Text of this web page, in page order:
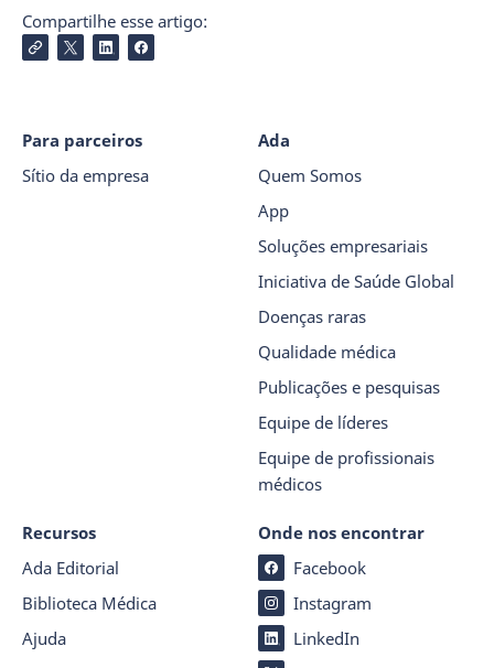
Compartilhe esse artigo:
Para parceiros
Sítio da empresa
Ada
Quem Somos
App
Soluções empresariais
Iniciativa de Saúde Global
Doenças raras
Qualidade médica
Publicações e pesquisas
Equipe de líderes
Equipe de profissionais
médicos
Recursos
Ada Editorial
Biblioteca Médica
Ajuda
Onde nos encontrar
Facebook
Instagram
LinkedIn